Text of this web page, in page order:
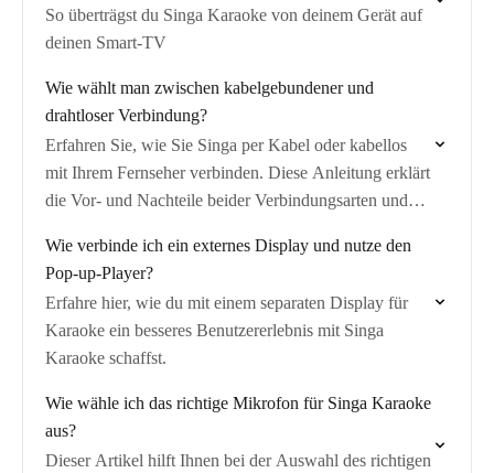
So überträgst du Singa Karaoke von deinem Gerät auf
deinen Smart-TV
Wie wählt man zwischen kabelgebundener und
drahtloser Verbindung?
Erfahren Sie, wie Sie Singa per Kabel oder kabellos
mit Ihrem Fernseher verbinden. Diese Anleitung erklärt
die Vor- und Nachteile beider Verbindungsarten und
Wie verbinde ich ein externes Display und nutze den
Pop-up-Player?
Erfahre hier, wie du mit einem separaten Display für
Karaoke ein besseres Benutzererlebnis mit Singa
Karaoke schaffst.
Wie wähle ich das richtige Mikrofon für Singa Karaoke
aus?
Dieser Artikel hilft Ihnen bei der Auswahl des richtigen